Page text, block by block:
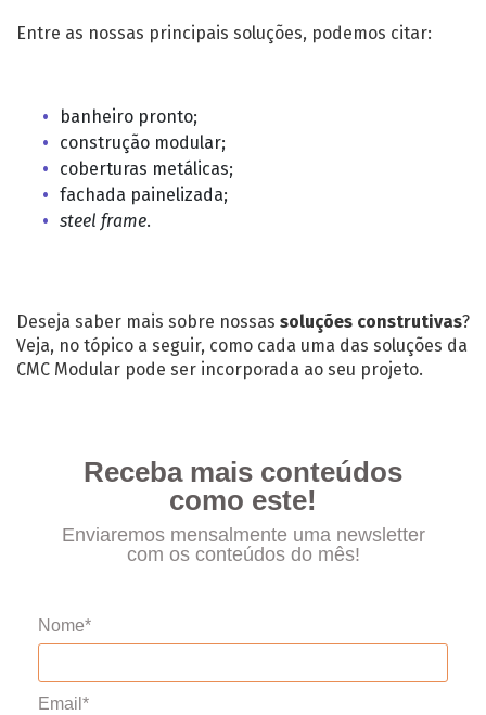
Entre as nossas principais soluções, podemos citar:
banheiro pronto;
construção modular;
coberturas metálicas;
fachada painelizada;
steel frame.
Deseja saber mais sobre nossas soluções construtivas?
Veja, no tópico a seguir, como cada uma das soluções da
CMC Modular pode ser incorporada ao seu projeto.
Receba mais conteúdos
como este!
Enviaremos mensalmente uma newsletter
com os conteúdos do mês!
Nome*
Email*